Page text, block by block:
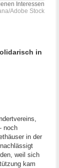
Interessen
Adobe Stock
in
noch
in der
weil sich
kam